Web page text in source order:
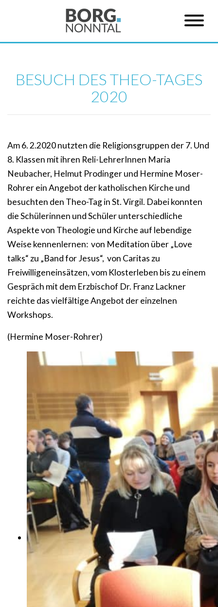
BESUCH DES THEO-TAGES
2020
Am 6. 2.2020 nutzten die Religionsgruppen der 7. Und
8. Klassen mit ihren Reli-LehrerInnen Maria
Neubacher, Helmut Prodinger und Hermine Moser-
Rohrer ein Angebot der katholischen Kirche und
besuchten den Theo-Tag in St. Virgil. Dabei konnten
die Schülerinnen und Schüler unterschiedliche
Aspekte von Theologie und Kirche auf lebendige
Weise kennenlernen: von Meditation über „Love
talks“ zu „Band for Jesus“, von Caritas zu
Freiwilligeneinsätzen, vom Klosterleben bis zu einem
Gespräch mit dem Erzbischof Dr. Franz Lackner
reichte das vielfältige Angebot der einzelnen
Workshops.
(Hermine Moser-Rohrer)